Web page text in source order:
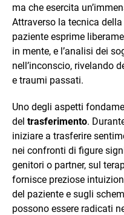
ma che esercita
Attraverso la tecnica
paziente esprime
in mente, e l’analisi dei
nell’inconscio, rivelando
e traumi passati.
Uno degli aspetti
del trasferimento.
iniziare a trasferire
nei confronti di figure
genitori o partner, sul
fornisce preziose
del paziente e sugli
possono essere radicati